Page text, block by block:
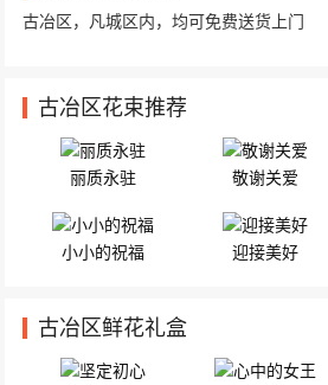
古冶区，凡城区内，均可免费送货上门
古冶区花束推荐
丽质永驻 敬谢关爱
小小的祝福 迎接美好
古冶区鲜花礼盒